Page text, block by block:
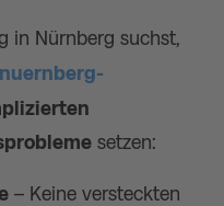
in Nürnberg suchst,
setzen:
– Keine versteckten